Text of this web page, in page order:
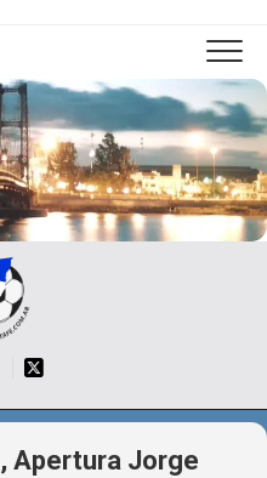
Apertura Jorge